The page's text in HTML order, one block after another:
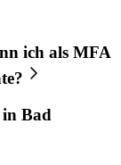
ich als MFA
in Bad